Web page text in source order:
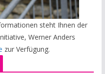
steht Ihnen der
Werner Anders
zur Verfügung.